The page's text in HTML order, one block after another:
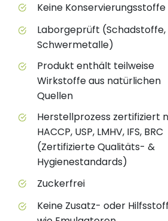
Keine Konservierungsstoffe
Laborgeprüft (Schadstoffe,
Schwermetalle)
Produkt enthält teilweise
Wirkstoffe aus natürlichen
Quellen
Herstellprozess zertifiziert
HACCP, USP, LMHV, IFS, BRC
(Zertifizierte Qualitäts- &
Hygienestandards)
Zuckerfrei
Keine Zusatz- oder